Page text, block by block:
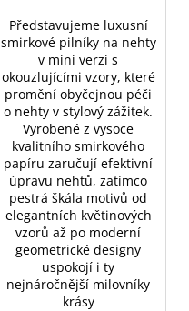
Představujeme luxusní
smirkové pilníky na nehty
v mini verzi s
okouzlujícími vzory, které
promění obyčejnou péči
o nehty v stylový zážitek.
Vyrobené z vysoce
kvalitního smirkového
papíru zaručují efektivní
úpravu nehtů, zatímco
pestrá škála motivů od
elegantních květinových
vzorů až po moderní
geometrické designy
uspokojí i ty
nejnáročnější milovníky
krásy